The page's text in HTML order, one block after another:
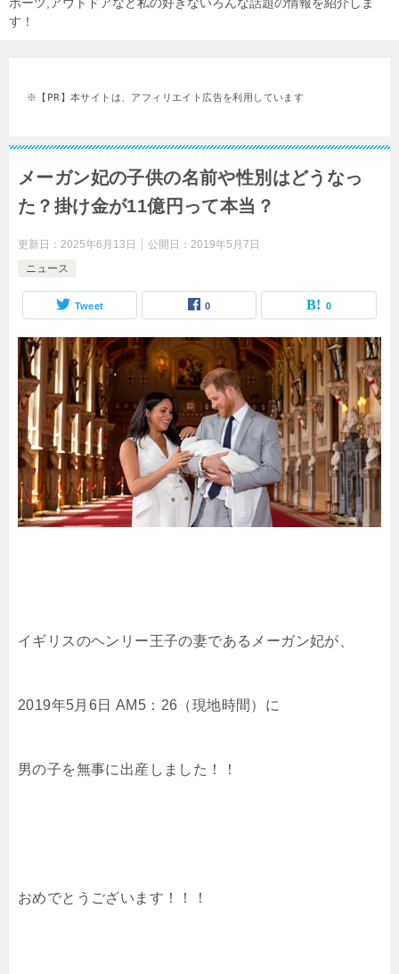
す！
※【PR】本サイトは、アフィリエイト広告を利用しています
メーガン妃の子供の名前や性別はどうなっ
た？掛け金が11億円って本当？
更新日： 2025年6月13日 公開日： 2019年5月7日
ニュース
Tweet 0 0
イギリスのヘンリー王子の妻であるメーガン妃が、
2019年5月6日 AM5：26（現地時間）に
男の子を無事に出産しました！！
おめでとうございます！！！